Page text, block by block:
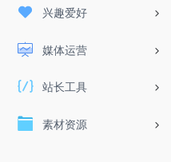
兴趣爱好
媒体运营
站长工具
素材资源